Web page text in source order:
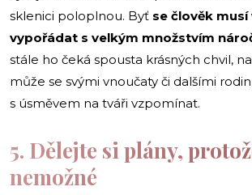
sklenici poloplnou. Byť se člověk musí
vypořádat s velkým množstvím
stále ho čeká spousta krásných chvil,
může se svými vnoučaty či dalšími
s úsměvem na tváři vzpomínat.
5. Dělejte si plány,
nemožné